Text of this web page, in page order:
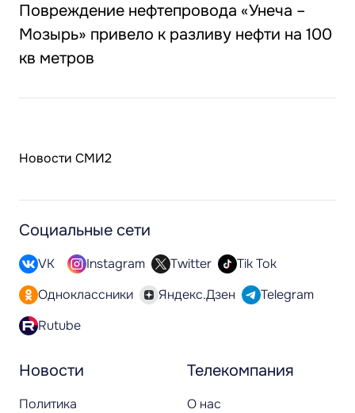
Повреждение нефтепровода «Унеча –
Мозырь» привело к разливу нефти на 100
кв метров
Новости СМИ2
Новости
Политика
Телекомпания
О нас
Социальные сети
VK Instagram Twitter
Tik Tok
Одноклассники
Яндекс.Дзен
Telegram
Rutube